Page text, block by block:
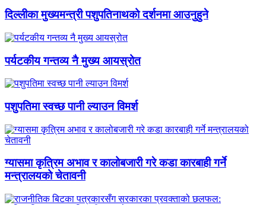
दिल्लीका मुख्यमन्त्री पशुपतिनाथको दर्शनमा आउनुहुने
पर्यटकीय गन्तव्य नै मुख्य आयस्रोत
पशुपतिमा स्वच्छ पानी ल्याउन विमर्श
ग्यासमा कृत्रिम अभाव र कालोबजारी गरे कडा कारबाही गर्ने
मन्त्रालयको चेतावनी